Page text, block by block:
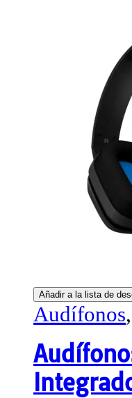
Añadir a la lista de
Audífonos,